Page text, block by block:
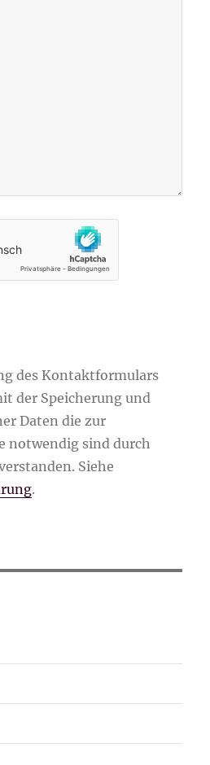
des Kontaktformulars
der Speicherung und
Daten die zur
notwendig sind durch
Siehe
.